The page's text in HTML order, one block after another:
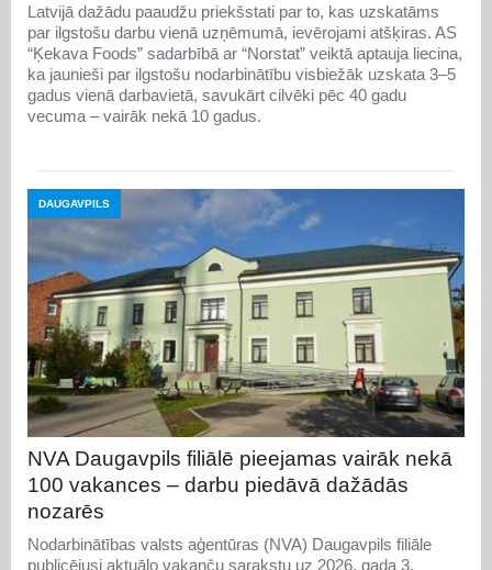
Latvijā dažādu paaudžu priekšstati par to, kas uzskatāms
par ilgstošu darbu vienā uzņēmumā, ievērojami atšķiras. AS
“Ķekava Foods” sadarbībā ar “Norstat” veiktā aptauja liecina,
ka jaunieši par ilgstošu nodarbinātību visbiežāk uzskata 3–5
gadus vienā darbavietā, savukārt cilvēki pēc 40 gadu
vecuma – vairāk nekā 10 gadus.
DAUGAVPILS
NVA Daugavpils filiālē pieejamas vairāk nekā
100 vakances – darbu piedāvā dažādās
nozarēs
Nodarbinātības valsts aģentūras (NVA) Daugavpils filiāle
publicējusi aktuālo vakanču sarakstu uz 2026. gada 3.